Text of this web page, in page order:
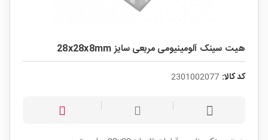
هیت سینک آلومینیومی مربعی سایز 28x28x8mm
کد کالا: 2301002077